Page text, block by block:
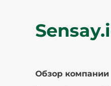
Обзор компании